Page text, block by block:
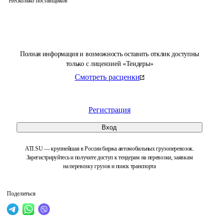
Полная информация и возможность оставить отклик доступны
только с лицензией «Тендеры»
Смотреть расценки
Регистрация
Вход
ATI.SU — крупнейшая в России биржа автомобильных грузоперевозок.
Зарегистрируйтесь и получите доступ к тендерам на перевозки, заявкам
на перевозку грузов и поиск транспорта
Поделиться